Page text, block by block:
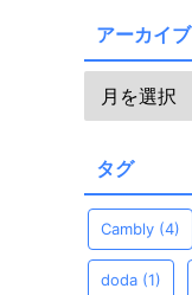
アーカイブ
タグ
Cambly (4)
doda (1)